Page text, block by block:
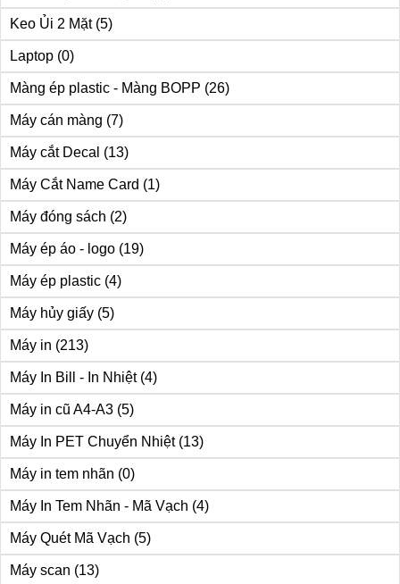
Keo Ủi 2 Mặt (5)
Laptop (0)
Màng ép plastic - Màng BOPP (26)
Máy cán màng (7)
Máy cắt Decal (13)
Máy Cắt Name Card (1)
Máy đóng sách (2)
Máy ép áo - logo (19)
Máy ép plastic (4)
Máy hủy giấy (5)
Máy in (213)
Máy In Bill - In Nhiệt (4)
Máy in cũ A4-A3 (5)
Máy In PET Chuyển Nhiệt (13)
Máy in tem nhãn (0)
Máy In Tem Nhãn - Mã Vạch (4)
Máy Quét Mã Vạch (5)
Máy scan (13)